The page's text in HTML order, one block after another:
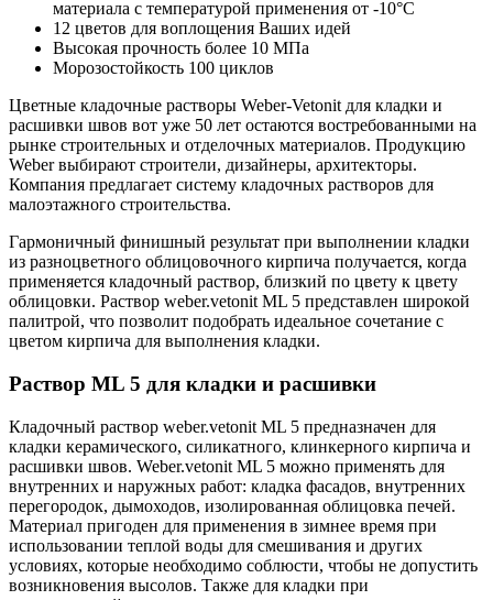
материала с температурой применения от -10°С
12 цветов для воплощения Ваших идей
Высокая прочность более 10 МПа
Морозостойкость 100 циклов
Цветные кладочные растворы Weber-Vetonit для кладки и
расшивки швов вот уже 50 лет остаются востребованными на
рынке строительных и отделочных материалов. Продукцию
Weber выбирают строители, дизайнеры, архитекторы.
Компания предлагает систему кладочных растворов для
малоэтажного строительства.
Гармоничный финишный результат при выполнении кладки
из разноцветного облицовочного кирпича получается, когда
применяется кладочный раствор, близкий по цвету к цвету
облицовки. Раствор weber.vetonit ML 5 представлен широкой
палитрой, что позволит подобрать идеальное сочетание с
цветом кирпича для выполнения кладки.
Раствор ML 5 для кладки и расшивки
Кладочный раствор weber.vetonit ML 5 предназначен для
кладки керамического, силикатного, клинкерного кирпича и
расшивки швов. Weber.vetonit ML 5 можно применять для
внутренних и наружных работ: кладка фасадов, внутренних
перегородок, дымоходов, изолированная облицовка печей.
Материал пригоден для применения в зимнее время при
использовании теплой воды для смешивания и других
условиях, которые необходимо соблюсти, чтобы не допустить
возникновения высолов. Также для кладки при